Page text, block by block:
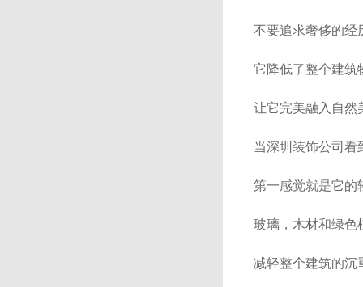
不要追求奢侈的经
它降低了整个建筑
让它完美融入自然
当深圳装饰公司看
第一感觉就是它的
玻璃，木材和绿
减轻整个建筑的沉